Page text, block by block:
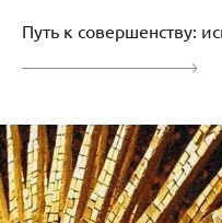
Путь к совершенству: